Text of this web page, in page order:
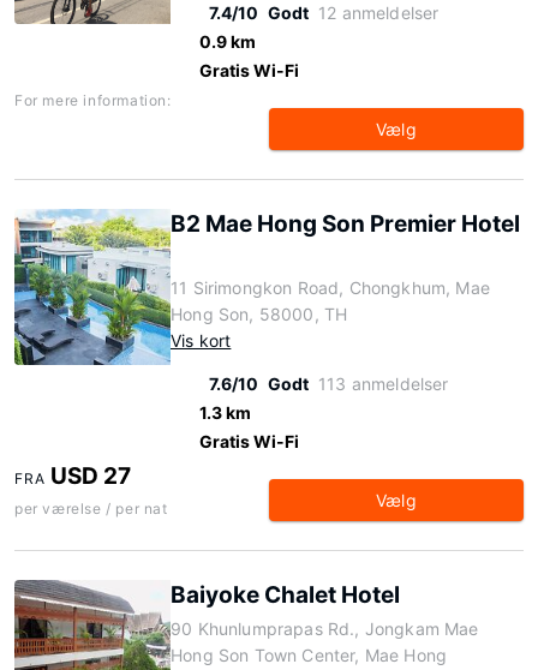
7.4/10 Godt 12 anmeldelser
0.9 km
Gratis Wi-Fi
For mere information:
Vælg
B2 Mae Hong Son Premier Hotel
11 Sirimongkon Road, Chongkhum, Mae
Hong Son, 58000, TH
Vis kort
7.6/10 Godt 113 anmeldelser
1.3 km
Gratis Wi-Fi
FRA USD 27
per værelse / per nat Vælg
Baiyoke Chalet Hotel
90 Khunlumprapas Rd., Jongkam Mae
Hong Son Town Center, Mae Hong